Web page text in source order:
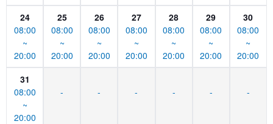
24
08:00
~
20:00
25
08:00
~
20:00
26
08:00
~
20:00
27
08:00
~
20:00
28
08:00
~
20:00
29
08:00
~
20:00
30
08:00
~
20:00
31
08:00
~
20:00
- - - - - -